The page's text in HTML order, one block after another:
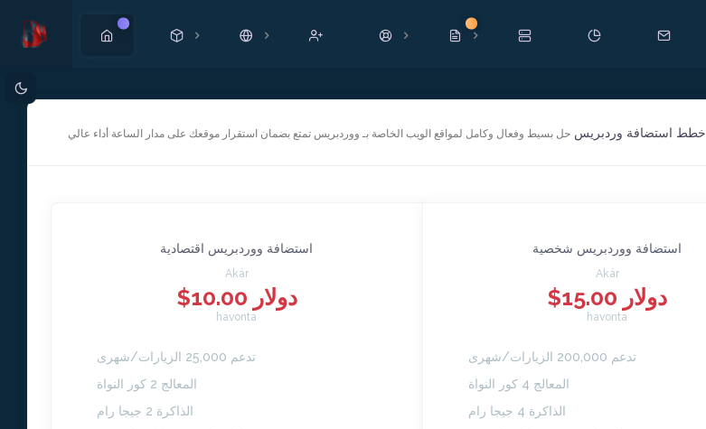
Új! Új!
خطط استضافة وردبريس حل بسيط وفعال وكامل لمواقع الويب الخاصة بـ ووردبريس تمتع بضمان استقرار موقعك على مدار الساعة أداء عالي
استضافة ووردبريس اقتصادية
Akár
$10.00 دولار
havonta
تدعم 25,000 الزيارات/شهرى
المعالج 2 كور النواة
الذاكرة 2 جيجا رام
استضافة ووردبريس شخصية
Akár
$15.00 دولار
havonta
تدعم 200,000 الزيارات/شهرى
المعالج 4 كور النواة
الذاكرة 4 جيجا رام